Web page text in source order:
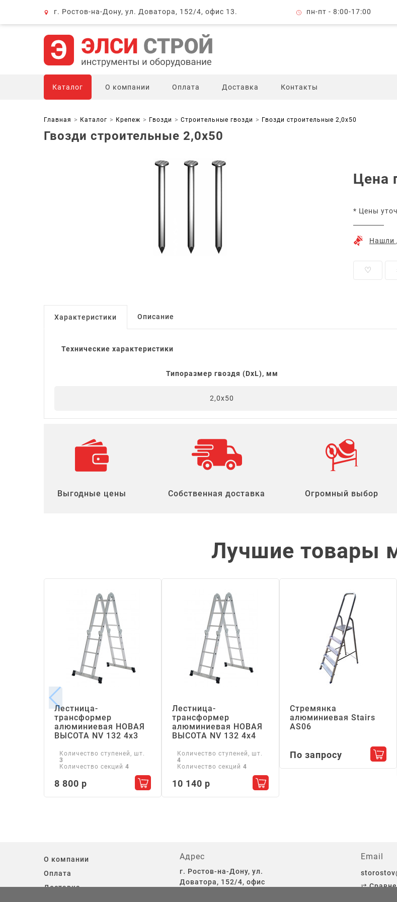
г. Ростов-на-Дону, ул. Доватора, 152/4, офис 13. пн-пт - 8:00-17:00
Каталог О компании Оплата Доставка Контакты
Главная Каталог Крепеж Гвозди Строительные гвозди Гвозди строительные 2,0x50
Гвозди строительные 2,0x50
Цена
* Цены
Нашли
♡
Характеристики Описание
Технические характеристики
Типоразмер гвоздя (DxL), мм
2,0x50
Выгодные цены Собственная доставка Огромный выбор
Лучшие товары
Лестница-
трансформер
алюминиевая НОВАЯ
ВЫСОТА NV 132 4х3
Количество ступеней, шт.
3
Количество секций 4
8 800 р Добавить в корзину
Лестница-
трансформер
алюминиевая НОВАЯ
ВЫСОТА NV 132 4х4
Количество ступеней, шт.
4
Количество секций 4
10 140 р Добавить в корзину
Стремянка
алюминиевая Stairs
АS06
По запросу
О компании
Оплата
Доставка
Адрес
г. Ростов-на-Дону, ул.
Доватора, 152/4, офис
Email
⇄